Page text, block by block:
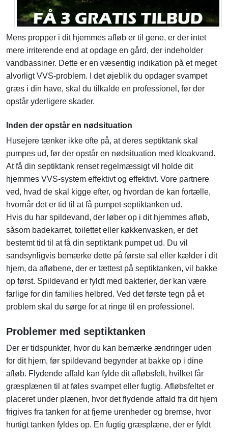
Mens propper i dit hjemmes afløb er til gene, er der intet
mere irriterende end at opdage en gård, der indeholder
vandbassiner. Dette er en væsentlig indikation på et meget
alvorligt VVS-problem. I det øjeblik du opdager svampet
græs i din have, skal du tilkalde en professionel, før der
opstår yderligere skader.
Inden der opstår en nødsituation
Husejere tænker ikke ofte på, at deres septiktank skal
pumpes ud, før der opstår en nødsituation med kloakvand.
At få din septiktank renset regelmæssigt vil holde dit
hjemmes VVS-system effektivt og effektivt. Vore partnere
ved, hvad de skal kigge efter, og hvordan de kan fortælle,
hvornår det er tid til at få pumpet septiktanken ud.
Hvis du har spildevand, der løber op i dit hjemmes afløb,
såsom badekarret, toilettet eller køkkenvasken, er det
bestemt tid til at få din septiktank pumpet ud. Du vil
sandsynligvis bemærke dette på første sal eller kælder i dit
hjem, da afløbene, der er tættest på septiktanken, vil bakke
op først. Spildevand er fyldt med bakterier, der kan være
farlige for din families helbred. Ved det første tegn på et
problem skal du sørge for at ringe til en professionel.
Problemer med septiktanken
Der er tidspunkter, hvor du kan bemærke ændringer uden
for dit hjem, før spildevand begynder at bakke op i dine
afløb. Flydende affald kan fylde dit afløbsfelt, hvilket får
græsplænen til at føles svampet eller fugtig. Afløbsfeltet er
placeret under plænen, hvor det flydende affald fra dit hjem
frigives fra tanken for at fjerne urenheder og bremse, hvor
hurtigt tanken fyldes op. En fugtig græsplæne, der er fyldt